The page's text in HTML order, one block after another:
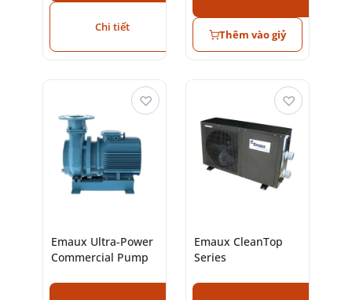
Chi tiết
Thêm vào giỷ
Emaux Ultra-Power
Commercial Pump
♡
Emaux CleanTop
Series
♡